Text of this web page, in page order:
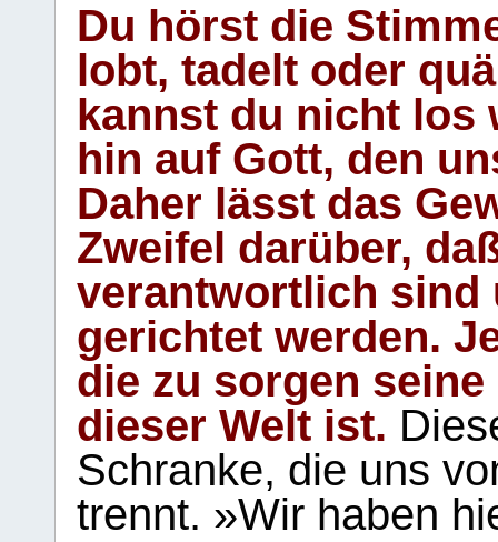
Du hörst die
lobt, tadelt oder
kannst du nicht los
hin auf Gott, den
Daher lässt das
Zweifel darüber,
verantwortlich sind
gerichtet werden.
die zu sorgen
dieser Welt ist.
Schranke, die uns
trennt. »Wir haben